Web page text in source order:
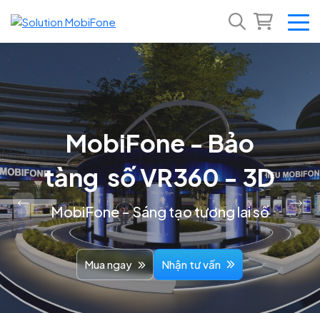
MobiFone - Bảo
tàng số VR360 - 3D
MobiFone - Sáng tạo tương lai số
Mua ngay Nhận tư vấn
LOA THẦN TÀI
MOBIFONE
Mua ngay Nhận tư vấn